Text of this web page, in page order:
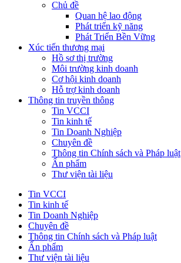
Chủ đề
Quan hệ lao động
Phát triển kỹ năng
Phát Triển Bền Vững
Xúc tiến thương mại
Hồ sơ thị trường
Môi trường kinh doanh
Cơ hội kinh doanh
Hỗ trợ kinh doanh
Thông tin truyền thông
Tin VCCI
Tin kinh tế
Tin Doanh Nghiệp
Chuyên đề
Thông tin Chính sách và Pháp luật
Ấn phẩm
Thư viện tài liệu
Tin VCCI
Tin kinh tế
Tin Doanh Nghiệp
Chuyên đề
Thông tin Chính sách và Pháp luật
Ấn phẩm
Thư viện tài liệu